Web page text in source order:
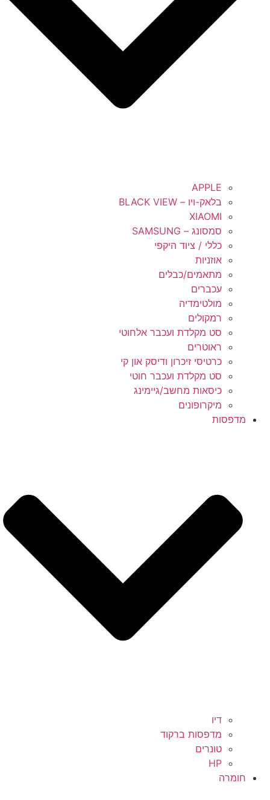
APPLE
בלאק-ויו – BLACK VIEW
XIAOMI
סמסונג – SAMSUNG
כללי / ציוד היקפי
אוזניות
מתאמים/כבלים
עכברים
מולטימדיה
רמקולים
סט מקלדת ועכבר אלחוטי
ראוטרים
כרטיסי זיכרון ודיסק און קי
סט מקלדת ועכבר חוטי
כיסאות מחשב/גיימינג
מיקרופונים
מדפסות
דיו
מדפסות ברקוד
טונרים
HP
חומרה